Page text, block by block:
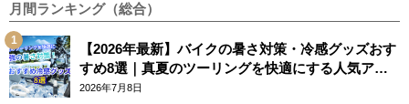
月間ランキング（総合）
【2026年最新】バイクの暑さ対策・冷感グッズおす
すめ8選｜真夏のツーリングを快適にする人気アイ
テム
2026年7月8日